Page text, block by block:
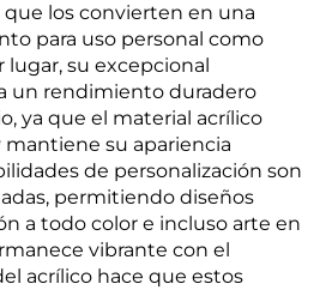
los convierten en una
para uso personal como
su excepcional
un rendimiento duradero
ya que el material acrílico
mantiene su apariencia
de personalización son
permitiendo diseños
a todo color e incluso arte en
vibrante con el
acrílico hace que estos